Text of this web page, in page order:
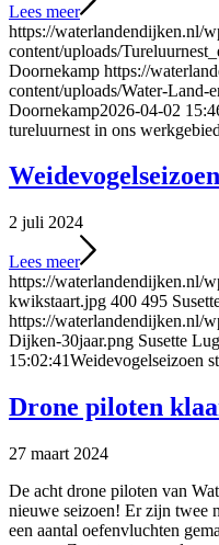
Lees meer
https://waterlandendijken.nl/
content/uploads/
Doornekamp https://
content/uploads/Water-Land-
Doornekamp2026-04-02
tureluurnest in ons
2 juli 2024
Lees meer
https://waterlandendijken.nl/
kwikstaart.jpg 400 495
https://waterlandendijken.nl/
Dijken-30jaar.png Susette
15:02:41Weidevogelseizoen
Drone piloten
27 maart 2024
De acht drone piloten van
nieuwe seizoen! Er zijn twee
een aantal oefenvluchten